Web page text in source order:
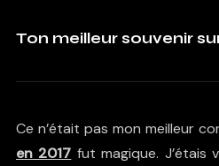
Ton meilleur souvenir
Ce n’était pas mon meilleur
en 2017 fut magique. J’étais